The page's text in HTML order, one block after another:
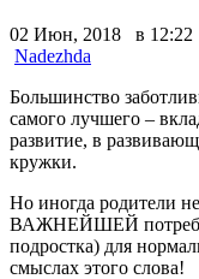
02 Июн, 2018 в 12:22
Nadezhda
Большинство
самого лучшего –
развитие, в
кружки.
Но иногда родители
ВАЖНЕЙШЕЙ
подростка) для
смыслах этого слова!